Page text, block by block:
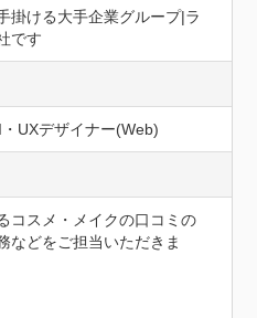
掛ける大手企業グループ|ラ
です
UXデザイナー(Web)
コスメ・メイクの口コミの
などをご担当いただきま